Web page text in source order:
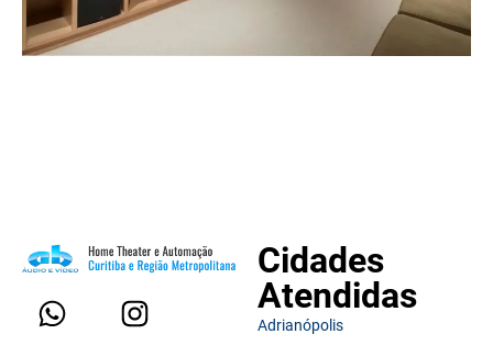
Cidades
Atendidas
Adrianópolis